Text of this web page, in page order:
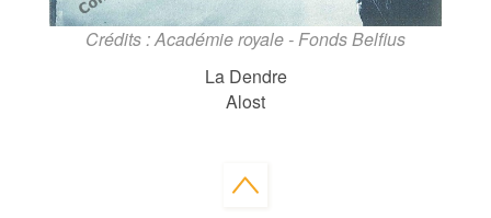
Crédits : Académie royale - Fonds Belfius
La Dendre
Alost